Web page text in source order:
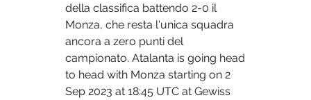
della classifica battendo 2-0 il
Monza, che resta l'unica squadra
ancora a zero punti del
campionato. Atalanta is going head
to head with Monza starting on 2
Sep 2023 at 18:45 UTC at Gewiss